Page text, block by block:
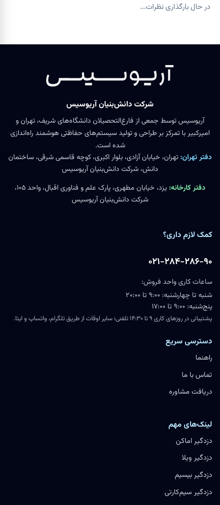
در حال بارگذاری نظرات...
شرکت دانش‌بنیان آریوسیس
آریوسیس توسط جمعی از فارغ‌التحصیلان دانشگاه‌های شریف، تهران و
امیرکبیر با تمرکز بر طراحی و تولید سیستم‌های حفاظتی هوشمند راه‌اندازی
شده است.
دفتر تهران: تهران، خیابان آزادی، بلوار اکبری، کوچه قاسمی شرقی، ساختمان
دانش، شرکت دانش‌بنیان آریوسیس
دفتر کارخانه:
یزد، خیابان مطهری، پارک علم و فناوری اقبال، واحد ۱۰۵،
شرکت دانش‌بنیان آریوسیس
کمک لازم داری؟
۰۲۱-۲۸۴-۲۸۶-۹۰
ساعات کاری واحد فروش:
شنبه تا چهارشنبه: ۹:۰۰ تا ۲۰:۰۰
پنج‌شنبه: ۹:۰۰ تا ۱۷:۰۰
پشتیبانی در روزهای کاری ۹ تا ۱۴:۳۰ تلفنی؛ سایر اوقات از طریق تلگرام، واتساپ و ایتا.
دسترسی سریع
راهنما
تماس با ما
دریافت مشاوره
لینک‌های مهم
دزدگیر اماکن
دزدگیر ویلا
دزدگیر بیسیم
دزدگیر سیم‌کارتی